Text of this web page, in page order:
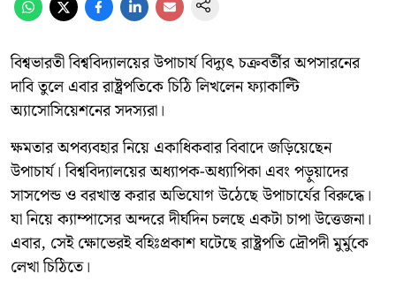
বিশ্বভারতী বিশ্ববিদ্যালয়ের উপাচার্য বিদ্যুৎ চক্রবর্তীর অপসারনের
দাবি তুলে এবার রাষ্ট্রপতিকে চিঠি লিখলেন ফ্যাকাল্টি
অ্যাসোসিয়েশনের সদস্যরা।
ক্ষমতার অপব্যবহার নিয়ে একাধিকবার বিবাদে জড়িয়েছেন
উপাচার্য। বিশ্ববিদ্যালয়ের অধ্যাপক-অধ্যাপিকা এবং পড়ুয়াদের
সাসপেন্ড ও বরখাস্ত করার অভিযোগ উঠেছে উপাচার্যের বিরুদ্ধে।
যা নিয়ে ক্যাম্পাসের অন্দরে দীর্ঘদিন চলছে একটা চাপা উত্তেজনা।
এবার, সেই ক্ষোভেরই বহিঃপ্রকাশ ঘটেছে রাষ্ট্রপতি দ্রৌপদী মুর্মুকে
লেখা চিঠিতে।